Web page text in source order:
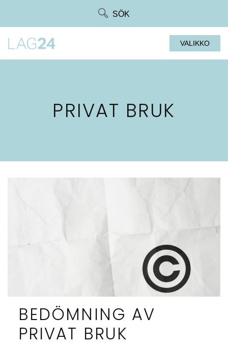
SÖK
VALIKKO
PRIVAT BRUK
BEDÖMNING AV
PRIVAT BRUK